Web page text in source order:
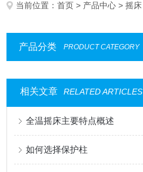
当前位置：首页 > 产品中心 >摇床
产品分类 PRODUCT CATEGORY
相关文章 RELATED ARTICLES
全温摇床主要特点概述
如何选择保护柱